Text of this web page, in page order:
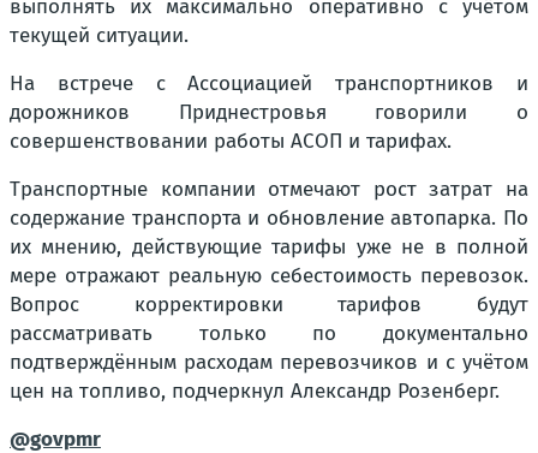
выполнять их максимально оперативно с учётом
текущей ситуации.
На встрече с Ассоциацией транспортников и
дорожников Приднестровья говорили о
совершенствовании работы АСОП и тарифах.
Транспортные компании отмечают рост затрат на
содержание транспорта и обновление автопарка. По
их мнению, действующие тарифы уже не в полной
мере отражают реальную себестоимость перевозок.
Вопрос корректировки тарифов будут
рассматривать только по документально
подтверждённым расходам перевозчиков и с учётом
цен на топливо, подчеркнул Александр Розенберг.
@govpmr